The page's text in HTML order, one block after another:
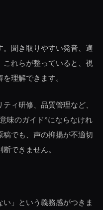
聞き取りやすい発音、適
れらが整っていると、視
理解できます。
ィ研修、品質管理など、
味のガイド”にならなけれ
でも、声の抑揚が不適切
できません。
」という義務感がつきま